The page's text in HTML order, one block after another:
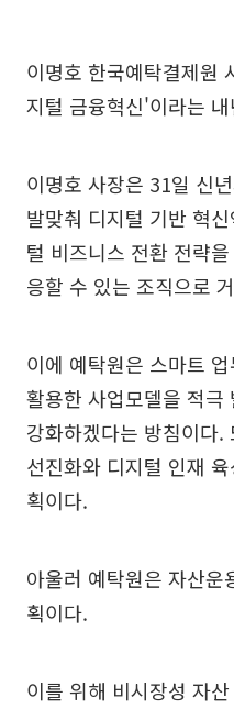
이명호 한국예탁결제원
지털 금융혁신'이라는
이명호 사장은 31일 신
발맞춰 디지털 기반 혁
털 비즈니스 전환 전략
응할 수 있는 조직으로
이에 예탁원은 스마트
활용한 사업모델을 적극
강화하겠다는 방침이다
선진화와 디지털 인재
획이다.
아울러 예탁원은 자산운
획이다.
이를 위해 비시장성 자